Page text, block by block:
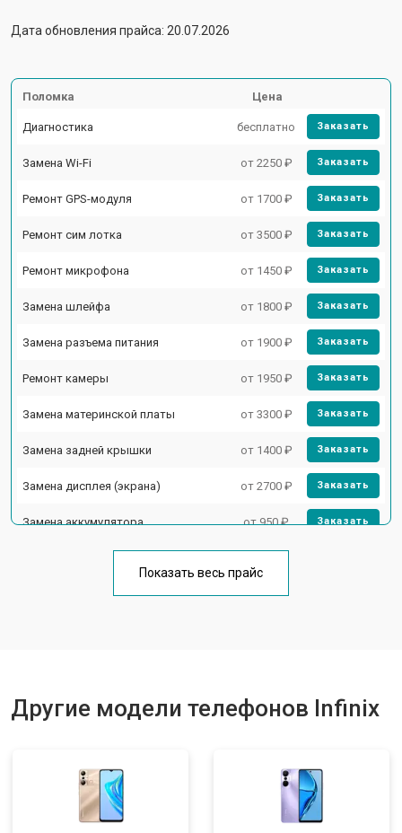
Дата обновления прайса: 20.07.2026
Поломка Цена
Диагностика бесплатно Заказать
Замена Wi-Fi от 2250 ₽ Заказать
Ремонт GPS-модуля от 1700 ₽ Заказать
Ремонт сим лотка от 3500 ₽ Заказать
Ремонт микрофона от 1450 ₽ Заказать
Замена шлейфа от 1800 ₽ Заказать
Замена разъема питания от 1900 ₽ Заказать
Ремонт камеры от 1950 ₽ Заказать
Замена материнской платы от 3300 ₽ Заказать
Замена задней крышки от 1400 ₽ Заказать
Замена дисплея (экрана) от 2700 ₽ Заказать
Замена аккумулятора от 950 ₽ Заказать
Ремонт цепи питания от 3200 ₽
Показать весь прайс
Другие модели телефонов Infinix